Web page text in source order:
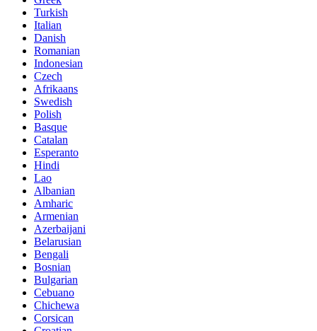
Turkish
Italian
Danish
Romanian
Indonesian
Czech
Afrikaans
Swedish
Polish
Basque
Catalan
Esperanto
Hindi
Lao
Albanian
Amharic
Armenian
Azerbaijani
Belarusian
Bengali
Bosnian
Bulgarian
Cebuano
Chichewa
Corsican